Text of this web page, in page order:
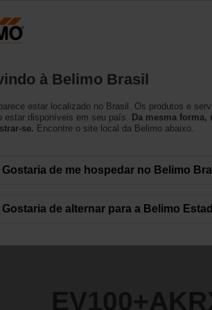
E N4
à Belimo Brasil
estar localizado no Brasil. Os produtos e
estar disponíveis em seu país.
Da mesma
se. Encontre o site local da Belimo abaixo.
Gostaria de me hospedar no Belimo
Gostaria de alternar para a Belimo